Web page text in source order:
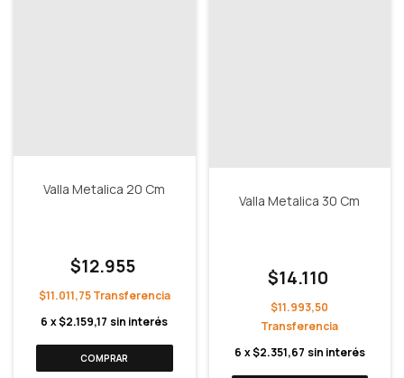
Valla Metalica 20 Cm
$12.955
$11.011,75
6 x$2.159,17 sin interés
Valla Metalica 30 Cm
$14.110
$11.993,50
6 x$2.351,67 sin interés